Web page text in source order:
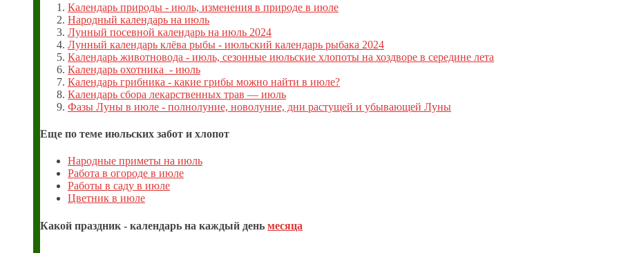
Календарь природы - июль, изменения в природе в июле
Народный календарь на июль
Лунный посевной календарь на июль 2024
Лунный календарь клёва рыбы - июльский календарь рыбака 2024
Календарь животновода - июль, сезонные июльские хлопоты на хоздворе в середине лета
Календарь охотника - июль
Календарь грибника - какие грибы можно найти в июле?
Календарь сбора лекарственных трав — июль
Фазы Луны в июле - полнолуние, новолуние, дни растущей и убывающей Луны
Еще по теме июльских забот и хлопот
Народные приметы на июль
Работа в огороде в июле
Работы в саду в июле
Цветник в июле
Какой праздник - календарь на каждый день месяца